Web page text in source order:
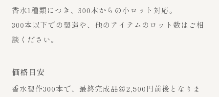
香水1種類につき、300本からの小ロット対応。
300本以下での製造や、他のアイテムのロット数はご相
談ください。
価格目安
香水製作300本で、最終完成品＠2,500円前後となりま